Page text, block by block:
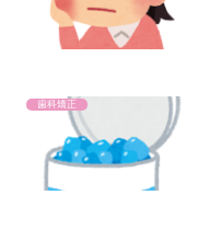
歯科矯正